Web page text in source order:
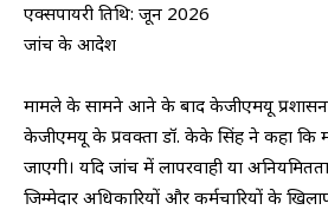
एक्सपायरी तिथि: जून 2026
जांच के आदेश
मामले के सामने आने के बाद केजीएमयू
केजीएमयू के प्रवक्ता डॉ. केके सिंह ने कहा कि
जाएगी। यदि जांच में लापरवाही या अनियमितता
जिम्मेदार अधिकारियों और कर्मचारियों के